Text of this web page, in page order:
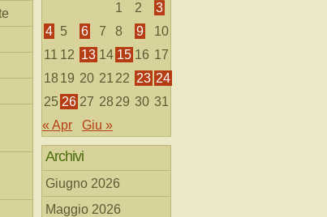
1
2
3
4 5 6 7 8 9
10
11 12 13 14 15 16 17
18 19 20 21 22 23 24
25 26 27 28 29 30 31
« Apr
Giu »
Archivi
Giugno 2026
Maggio 2026